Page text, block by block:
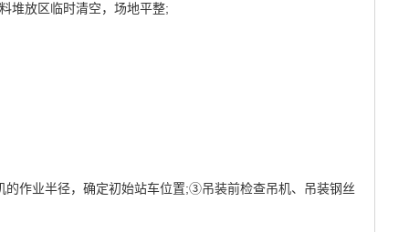
放区临时清空，场地平整;
业半径，确定初始站车位置;③吊装前检查吊机、吊装钢丝